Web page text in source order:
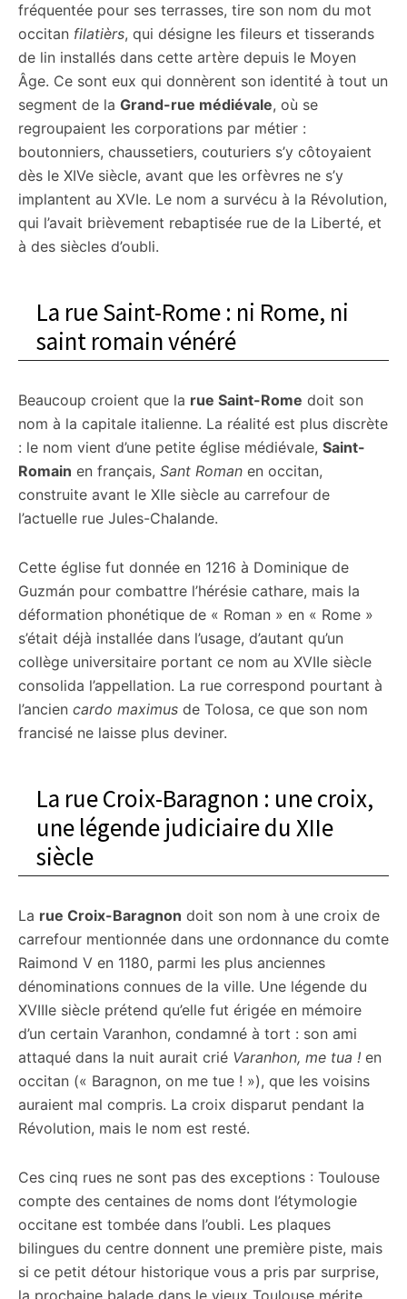
fréquentée pour ses terrasses, tire son nom du mot
occitan filatièrs, qui désigne les fileurs et tisserands
de lin installés dans cette artère depuis le Moyen
Âge. Ce sont eux qui donnèrent son identité à tout un
segment de la Grand-rue médiévale, où se
regroupaient les corporations par métier :
boutonniers, chaussetiers, couturiers s’y côtoyaient
dès le XIVe siècle, avant que les orfèvres ne s’y
implantent au XVIe. Le nom a survécu à la Révolution,
qui l’avait brièvement rebaptisée rue de la Liberté, et
à des siècles d’oubli.
La rue Saint-Rome : ni Rome, ni
saint romain vénéré
Beaucoup croient que la rue Saint-Rome doit son
nom à la capitale italienne. La réalité est plus discrète
: le nom vient d’une petite église médiévale, Saint-
Romain en français, Sant Roman en occitan,
construite avant le XIIe siècle au carrefour de
l’actuelle rue Jules-Chalande.
Cette église fut donnée en 1216 à Dominique de
Guzmán pour combattre l’hérésie cathare, mais la
déformation phonétique de « Roman » en « Rome »
s’était déjà installée dans l’usage, d’autant qu’un
collège universitaire portant ce nom au XVIIe siècle
consolida l’appellation. La rue correspond pourtant à
l’ancien cardo maximus de Tolosa, ce que son nom
francisé ne laisse plus deviner.
La rue Croix-Baragnon : une croix,
une légende judiciaire du XIIe
siècle
La rue Croix-Baragnon doit son nom à une croix de
carrefour mentionnée dans une ordonnance du comte
Raimond V en 1180, parmi les plus anciennes
dénominations connues de la ville. Une légende du
XVIIIe siècle prétend qu’elle fut érigée en mémoire
d’un certain Varanhon, condamné à tort : son ami
attaqué dans la nuit aurait crié Varanhon, me tua ! en
occitan (« Baragnon, on me tue ! »), que les voisins
auraient mal compris. La croix disparut pendant la
Révolution, mais le nom est resté.
Ces cinq rues ne sont pas des exceptions : Toulouse
compte des centaines de noms dont l’étymologie
occitane est tombée dans l’oubli. Les plaques
bilingues du centre donnent une première piste, mais
si ce petit détour historique vous a pris par surprise,
la prochaine balade dans le vieux Toulouse mérite